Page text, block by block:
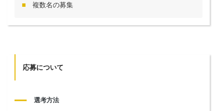
複数名の募集
応募について
選考方法